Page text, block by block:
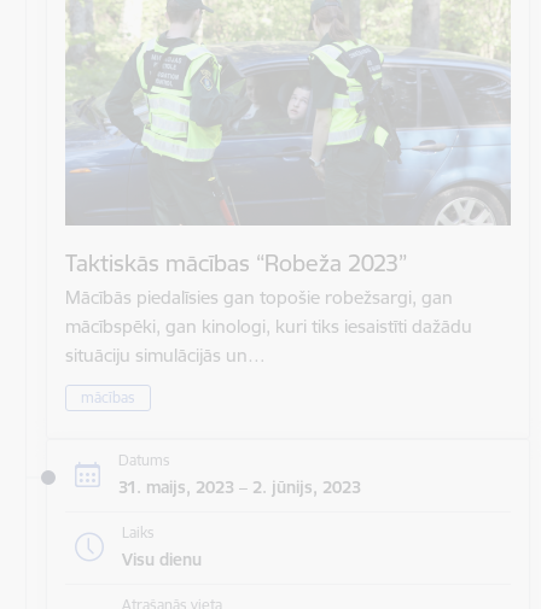
Taktiskās mācības “Robeža 2023”
Mācībās piedalīsies gan topošie robežsargi, gan
mācībspēki, gan kinologi, kuri tiks iesaistīti dažādu
situāciju simulācijās un…
mācības
Datums
31. maijs, 2023 – 2. jūnijs, 2023
Laiks
Visu dienu
Atrašanās vieta